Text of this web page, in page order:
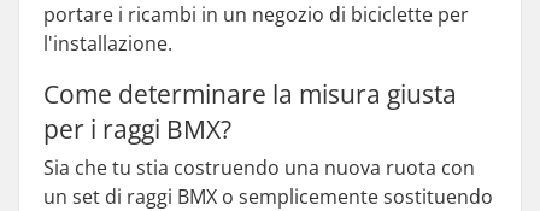
portare i ricambi in un negozio di biciclette per
l'installazione.
Come determinare la misura giusta
per i raggi BMX?
Sia che tu stia costruendo una nuova ruota con
un set di raggi BMX o semplicemente sostituendo